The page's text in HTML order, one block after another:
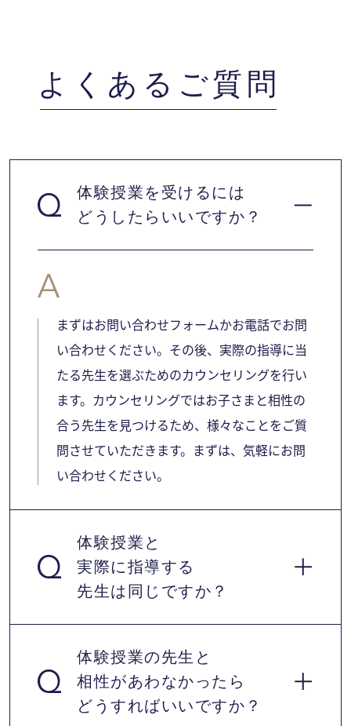
よくあるご質問
体験授業を受けるには
どうしたらいいですか？
まずはお問い合わせフォームかお電話でお問
い合わせください。その後、実際の指導に当
たる先生を選ぶためのカウンセリングを行い
ます。カウンセリングではお子さまと相性の
合う先生を見つけるため、様々なことをご質
問させていただきます。まずは、気軽にお問
い合わせください。
体験授業と
実際に指導する
先生は同じですか？
はい、同じです。体験前にカウンセラーとお
子様に合う先生を探して、入会した場合指導
体験授業の先生と
相性があわなかったら
どうすればいいですか？